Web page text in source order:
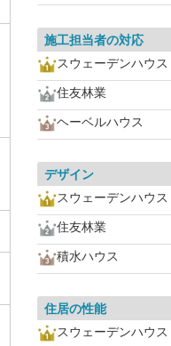
施工担当者の対応
スウェーデンハウス
住友林業
ヘーベルハウス
デザイン
スウェーデンハウス
住友林業
積水ハウス
住居の性能
スウェーデンハウス